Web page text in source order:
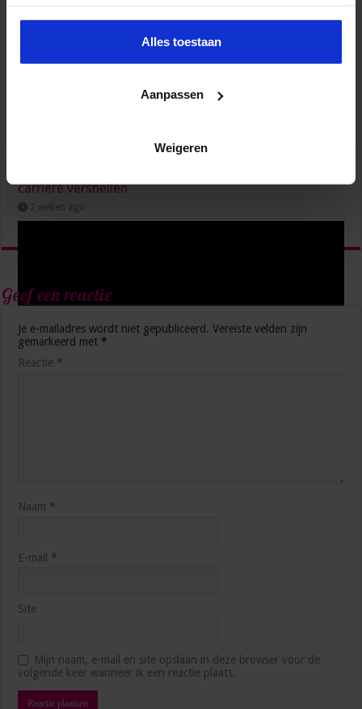
Alles toestaan
Aanpassen
Weigeren
carrière versnellen
2 weken ago
zonder jezelf voorbij te lopen?
juli 1, 2026
Geef een reactie
Je e-mailadres wordt niet gepubliceerd. Vereiste velden zijn
gemarkeerd met *
Reactie *
Naam *
E-mail *
Site
Mijn naam, e-mail en site opslaan in deze browser voor de
volgende keer wanneer ik een reactie plaats.